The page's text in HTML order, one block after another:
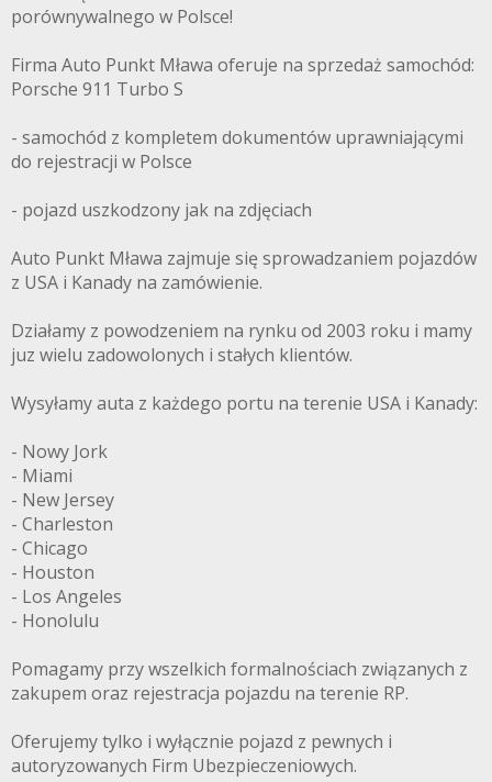
porównywalnego w Polsce!
Firma Auto Punkt Mława oferuje na sprzedaż samochód:
Porsche 911 Turbo S
- samochód z kompletem dokumentów uprawniającymi
do rejestracji w Polsce
- pojazd uszkodzony jak na zdjęciach
Auto Punkt Mława zajmuje się sprowadzaniem pojazdów
z USA i Kanady na zamówienie.
Działamy z powodzeniem na rynku od 2003 roku i mamy
juz wielu zadowolonych i stałych klientów.
Wysyłamy auta z każdego portu na terenie USA i Kanady:
- Nowy Jork
- Miami
- New Jersey
- Charleston
- Chicago
- Houston
- Los Angeles
- Honolulu
Pomagamy przy wszelkich formalnościach związanych z
zakupem oraz rejestracja pojazdu na terenie RP.
Oferujemy tylko i wyłącznie pojazd z pewnych i
autoryzowanych Firm Ubezpieczeniowych.